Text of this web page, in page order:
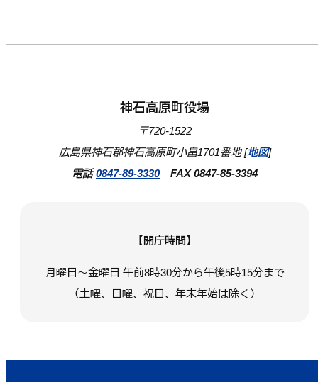
神石高原町役場
〒720-1522
広島県神石郡神石高原町小畠1701番地 [地図]
電話0847-89-3330FAX 0847-85-3394
【開庁時間】
月曜日～金曜日 午前8時30分から午後5時15分まで
（土曜、日曜、祝日、年末年始は除く）